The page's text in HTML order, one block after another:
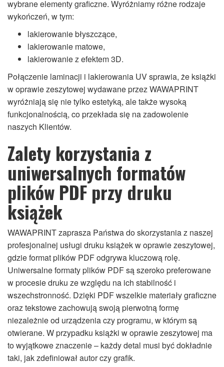
wybrane elementy graficzne. Wyróżniamy różne rodzaje
wykończeń, w tym:
lakierowanie błyszczące,
lakierowanie matowe,
lakierowanie z efektem 3D.
Połączenie laminacji i lakierowania UV sprawia, że książki
w oprawie zeszytowej wydawane przez WAWAPRINT
wyróżniają się nie tylko estetyką, ale także wysoką
funkcjonalnością, co przekłada się na zadowolenie
naszych Klientów.
Zalety korzystania z
uniwersalnych formatów
plików PDF przy druku
książek
WAWAPRINT zaprasza Państwa do skorzystania z naszej
profesjonalnej usługi druku książek w oprawie zeszytowej,
gdzie format plików PDF odgrywa kluczową rolę.
Uniwersalne formaty plików PDF są szeroko preferowane
w procesie druku ze względu na ich stabilność i
wszechstronność. Dzięki PDF wszelkie materiały graficzne
oraz tekstowe zachowują swoją pierwotną formę
niezależnie od urządzenia czy programu, w którym są
otwierane. W przypadku książki w oprawie zeszytowej ma
to wyjątkowe znaczenie – każdy detal musi być dokładnie
taki, jak zdefiniował autor czy grafik.